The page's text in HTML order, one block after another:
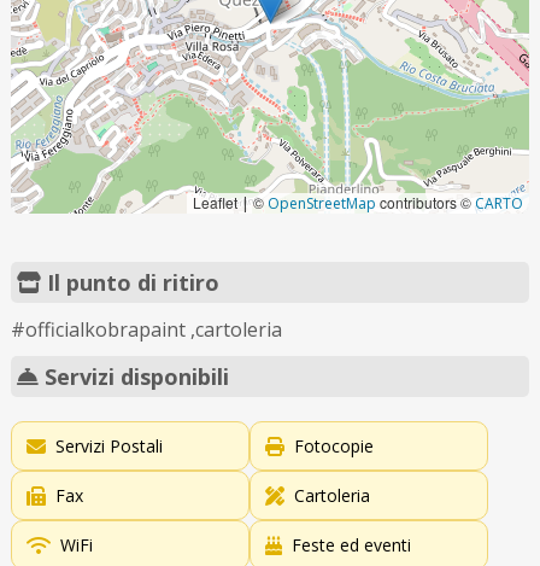
Leaflet|© OpenStreetMap contributors ©CARTO
Il punto di ritiro
#officialkobrapaint ,cartoleria
Servizi disponibili
Servizi Postali Fotocopie
Fax Cartoleria
WiFi Feste ed eventi